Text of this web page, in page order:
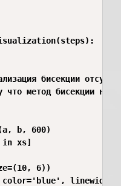
бисекции
что метод бисекции
b, 600)
xs]
6))